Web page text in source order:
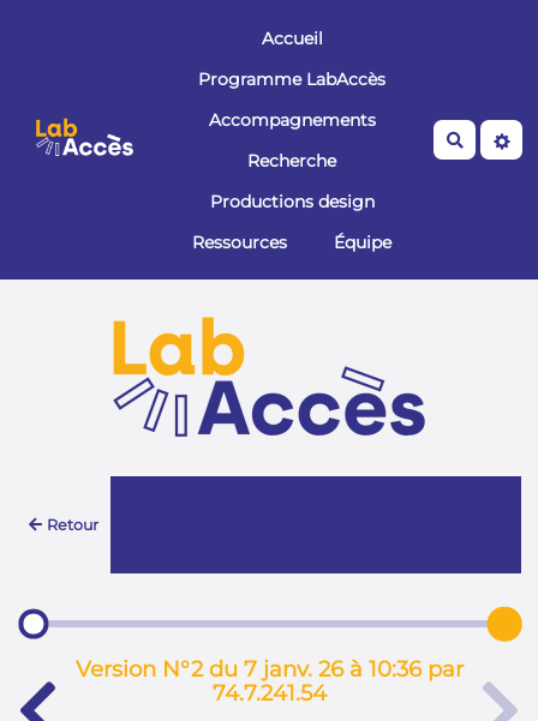
Accueil
Programme LabAccès
Accompagnements
Recherche
Productions design
Ressources
Équipe
Retour
Version N°2 du 7 janv. 26 à 10:36 par
74.7.241.54